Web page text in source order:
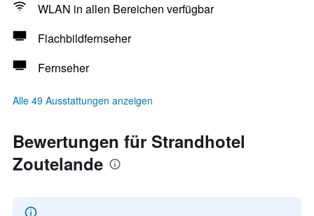
WLAN in allen Bereichen verfügbar
Flachbildfernseher
Fernseher
Alle 49 Ausstattungen anzeigen
Bewertungen für Strandhotel
Zoutelande